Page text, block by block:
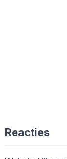
Reacties